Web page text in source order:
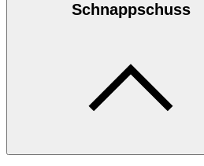
Schnappschuss